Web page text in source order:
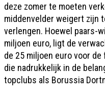
deze zomer te moeten
middenvelder weigert zijn
verlengen. Hoewel paars-
miljoen euro, ligt de
de 25 miljoen euro voor
die nadrukkelijk in de
topclubs als Borussia